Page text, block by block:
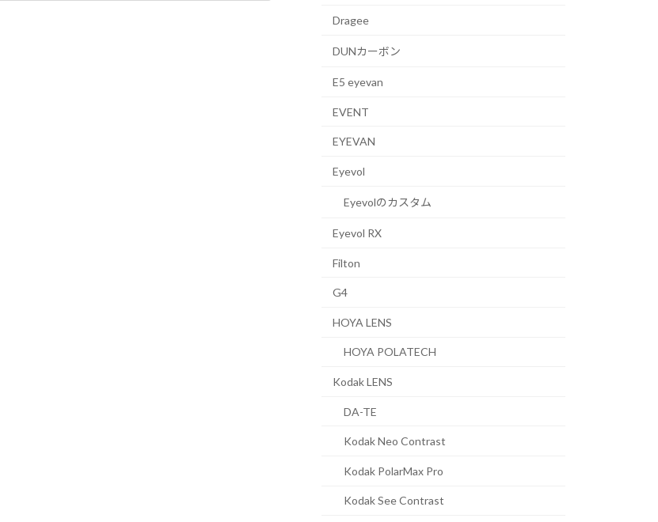
Dragee
DUNカーボン
E5 eyevan
EVENT
EYEVAN
Eyevol
Eyevolのカスタム
Eyevol RX
Filton
G4
HOYA LENS
HOYA POLATECH
Kodak LENS
DA-TE
Kodak Neo Contrast
Kodak PolarMax Pro
Kodak See Contrast